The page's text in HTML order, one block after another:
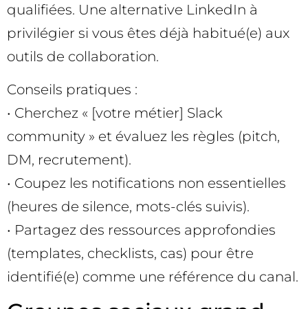
qualifiées. Une alternative LinkedIn à
privilégier si vous êtes déjà habitué(e) aux
outils de collaboration.
Conseils pratiques :
• Cherchez « [votre métier] Slack
community » et évaluez les règles (pitch,
DM, recrutement).
• Coupez les notifications non essentielles
(heures de silence, mots-clés suivis).
• Partagez des ressources approfondies
(templates, checklists, cas) pour être
identifié(e) comme une référence du canal.